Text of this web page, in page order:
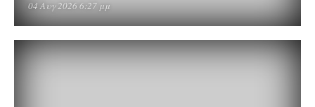
04 Αυγ 2026 6:27 μμ